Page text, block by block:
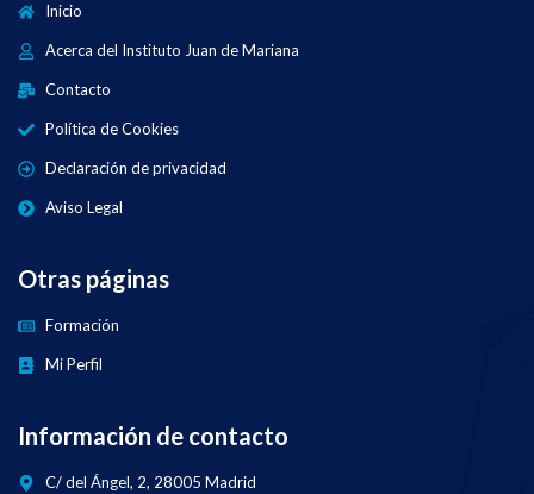
Inicio
Acerca del Instituto Juan de Mariana
Contacto
Política de Cookies
Declaración de privacidad
Aviso Legal
Otras páginas
Formación
Mi Perfil
Información de contacto
C/ del Ángel, 2, 28005 Madrid